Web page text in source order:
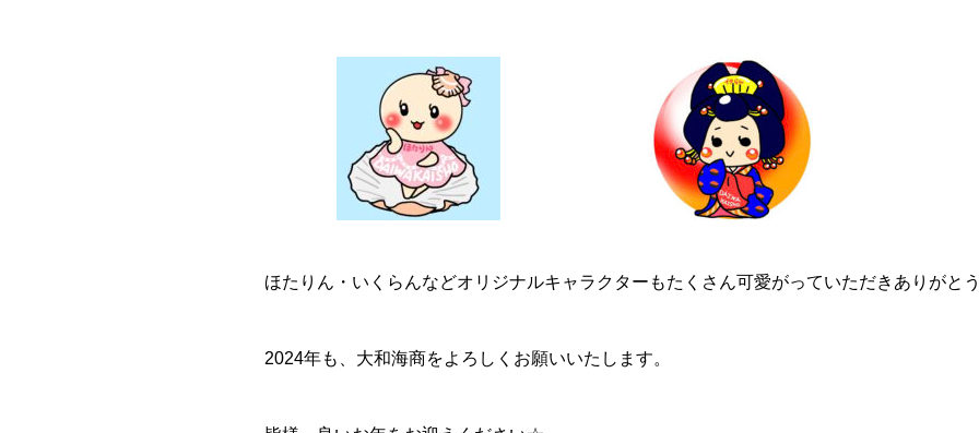
ほたりん・いくらんなどオリジナルキャラクターもたくさん可愛がっていただきありがとう
2024年も、大和海商をよろしくお願いいたします。